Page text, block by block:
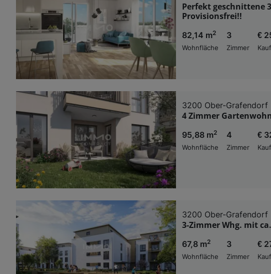
Perfekt geschnittene
Provisionsfrei!!
82,14 m2
Wohnfläche
3
Zimmer
€
3200 Ober-Grafendorf
4 Zimmer
95,88 m2
Wohnfläche
4
Zimmer
€
3200 Ober-Grafendorf
3-Zimmer Whg. mit
67,8 m2
Wohnfläche
3
Zimmer
€